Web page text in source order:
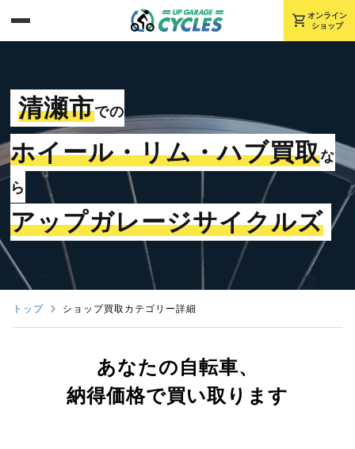
shopping_cart オンライン
ショップ
清瀬市での
ホイール・リム・ハブ買取な
ら
アップガレージサイクルズ
トップ ショップ買取カテゴリー詳細
あなたの自転車、
納得価格で買い取ります